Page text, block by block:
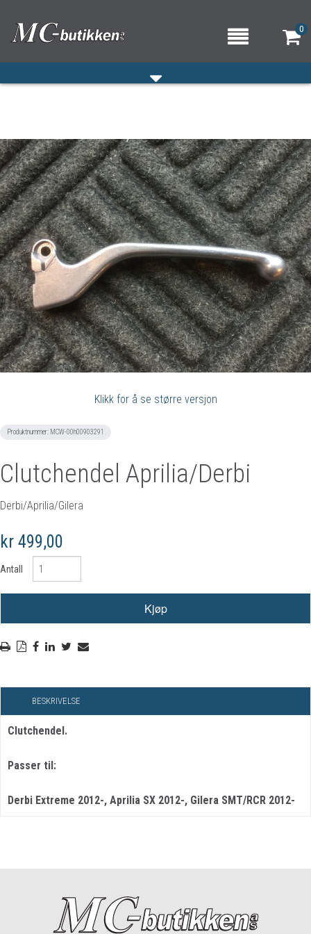
0
HJEM
VERKSTED
OM OSS/ÅPNINGSTIDER
KONTAKT OSS
Klikk for å se større versjon
Produktnummer: MCW-00h00903291
Clutchendel Aprilia/Derbi
Derbi/Aprilia/Gilera
kr 499,00
Antall
BESKRIVELSE
Clutchendel.
Passer til:
Derbi Extreme 2012-, Aprilia SX 2012-, Gilera SMT/RCR 2012-